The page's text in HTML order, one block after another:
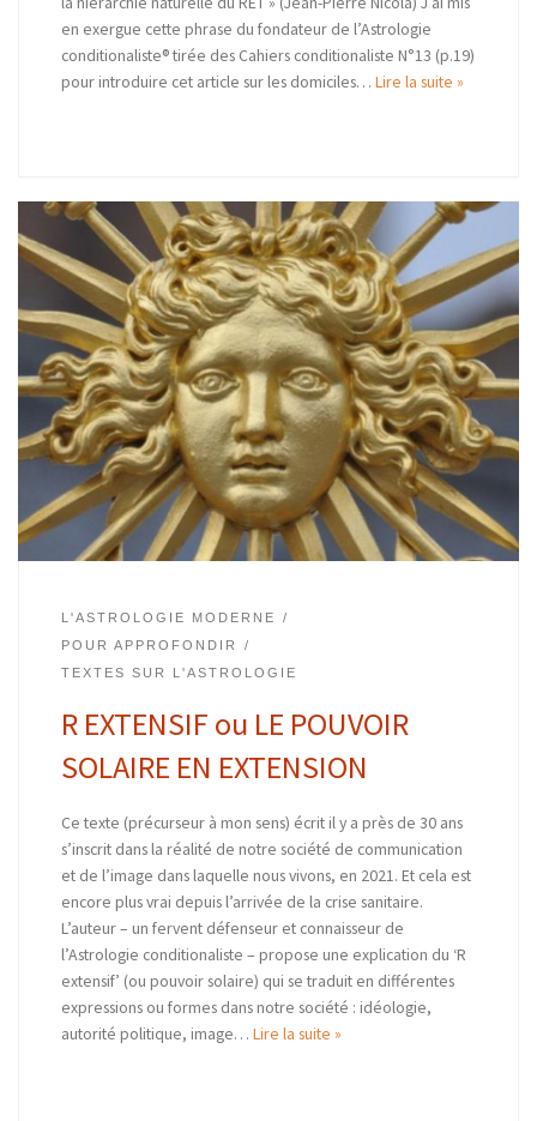
en exergue cette phrase du fondateur de l’Astrologie
conditionaliste® tirée des Cahiers conditionaliste N°13 (p.19)
pour introduire cet article sur les domiciles… Lire la suite »
L'ASTROLOGIE MODERNE
POUR APPROFONDIR
TEXTES SUR L'ASTROLOGIE
R EXTENSIF ou LE POUVOIR
SOLAIRE EN EXTENSION
Ce texte (précurseur à mon sens) écrit il y a près de 30 ans
s’inscrit dans la réalité de notre société de communication
et de l’image dans laquelle nous vivons, en 2021. Et cela est
encore plus vrai depuis l’arrivée de la crise sanitaire.
L’auteur – un fervent défenseur et connaisseur de
l’Astrologie conditionaliste – propose une explication du ‘R
extensif’ (ou pouvoir solaire) qui se traduit en différentes
expressions ou formes dans notre société : idéologie,
autorité politique, image… Lire la suite »